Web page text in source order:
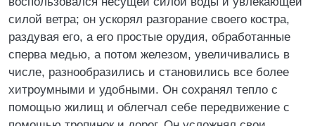
силой ветра; он ускорял разгорание своего костра,
раздувая его, а его простые орудия, обработанные
сперва медью, а потом железом, увеличивались в
числе, разнообразились и становились все более
хитроумными и удобными. Он сохранял тепло с
помощью жилищ и облегчал себе передвижение с